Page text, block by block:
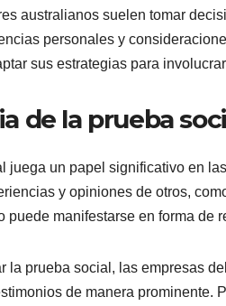
australianos suelen tomar
personales y
sus estrategias para
de la prueba
juega un papel significativo en
y opiniones de otros,
puede manifestarse en forma de
la prueba social, las empresas
de manera prominente.